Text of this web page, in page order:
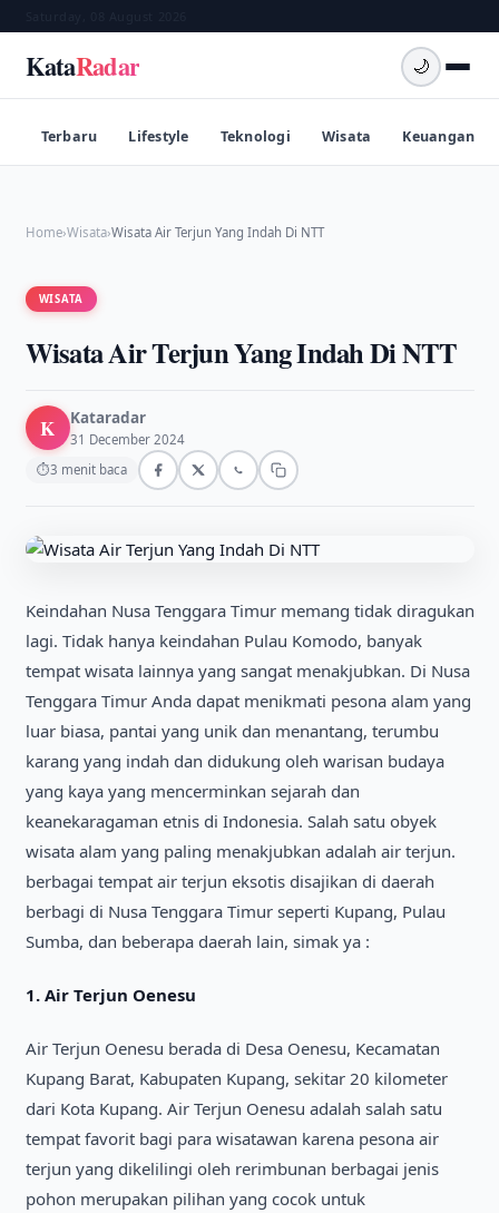
KataRadar 🌙
Terbaru Lifestyle Teknologi Wisata Keuangan
Home›Wisata›Wisata Air Terjun Yang Indah Di NTT
WISATA
Wisata Air Terjun Yang Indah Di NTT
K Kataradar
31 December 2024
⏱3 menit baca
Keindahan Nusa Tenggara Timur memang tidak diragukan
lagi. Tidak hanya keindahan Pulau Komodo, banyak
tempat wisata lainnya yang sangat menakjubkan. Di Nusa
Tenggara Timur Anda dapat menikmati pesona alam yang
luar biasa, pantai yang unik dan menantang, terumbu
karang yang indah dan didukung oleh warisan budaya
yang kaya yang mencerminkan sejarah dan
keanekaragaman etnis di Indonesia. Salah satu obyek
wisata alam yang paling menakjubkan adalah air terjun.
berbagai tempat air terjun eksotis disajikan di daerah
berbagi di Nusa Tenggara Timur seperti Kupang, Pulau
Sumba, dan beberapa daerah lain, simak ya :
1. Air Terjun Oenesu
Air Terjun Oenesu berada di Desa Oenesu, Kecamatan
Kupang Barat, Kabupaten Kupang, sekitar 20 kilometer
dari Kota Kupang. Air Terjun Oenesu adalah salah satu
tempat favorit bagi para wisatawan karena pesona air
terjun yang dikelilingi oleh rerimbunan berbagai jenis
pohon merupakan pilihan yang cocok untuk